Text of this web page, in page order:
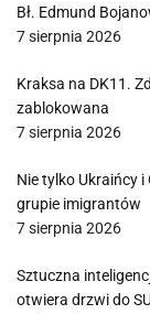
Bł. Edmund
7 sierpnia 2026
Kraksa na DK11.
zablokowana
7 sierpnia 2026
Nie tylko Ukraińcy
grupie imigrantów
7 sierpnia 2026
Sztuczna
otwiera drzwi do